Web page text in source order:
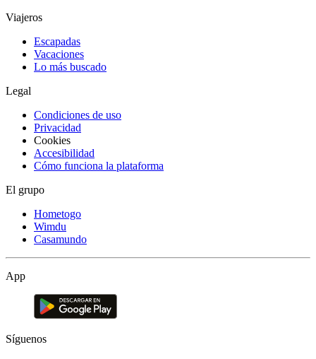
Viajeros
Escapadas
Vacaciones
Lo más buscado
Legal
Condiciones de uso
Privacidad
Cookies
Accesibilidad
Cómo funciona la plataforma
El grupo
Hometogo
Wimdu
Casamundo
App
Síguenos